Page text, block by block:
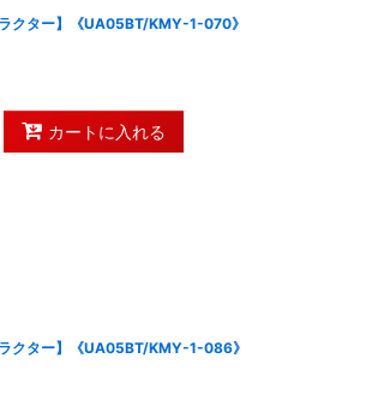
クター】《UA05BT/KMY-1-070》
カートに入れる
クター】《UA05BT/KMY-1-086》